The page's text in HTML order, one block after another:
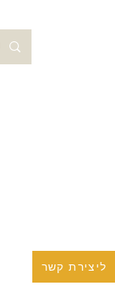
ליצירת קשר